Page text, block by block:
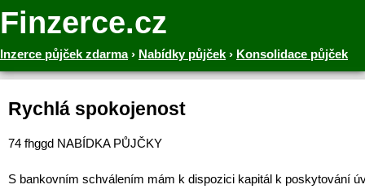
Finzerce.cz
Inzerce půjček zdarma› Nabídky půjček › Konsolidace půjček
Rychlá spokojenost
74 fhggd NABÍDKA PŮJČKY
S bankovním schválením mám k dispozici kapitál k poskytování